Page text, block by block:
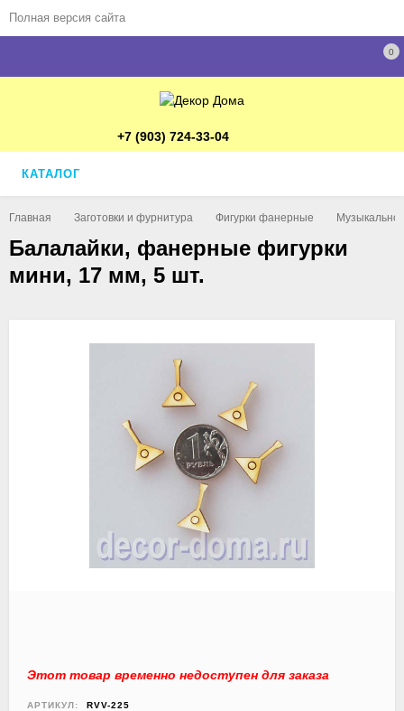
Полная версия сайта
0
+7 (903) 724-33-04
КАТАЛОГ
Главная Заготовки и фурнитура Фигурки фанерные
Балалайки, фанерные фигурки
мини, 17 мм, 5 шт.
Этот товар временно недоступен для заказа
АРТИКУЛ: RVV-225